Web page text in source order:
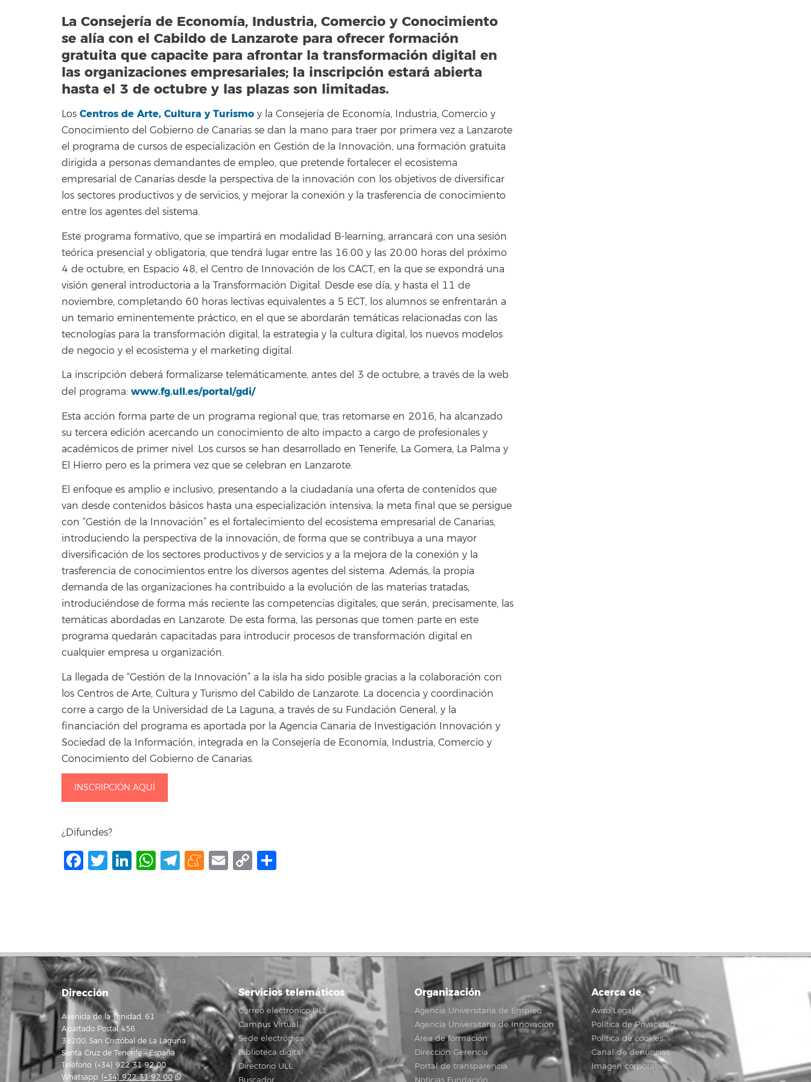
La Consejería de Economía, Industria, Comercio y Conocimiento
se alía con el Cabildo de Lanzarote para ofrecer formación
gratuita que capacite para afrontar la transformación digital en
las organizaciones empresariales; la inscripción estará abierta
hasta el 3 de octubre y las plazas son limitadas.
Los Centros de Arte, Cultura y Turismo y la Consejería de Economía, Industria, Comercio y
Conocimiento del Gobierno de Canarias se dan la mano para traer por primera vez a Lanzarote
el programa de cursos de especialización en Gestión de la Innovación, una formación gratuita
dirigida a personas demandantes de empleo, que pretende fortalecer el ecosistema
empresarial de Canarias desde la perspectiva de la innovación con los objetivos de diversificar
los sectores productivos y de servicios, y mejorar la conexión y la trasferencia de conocimiento
entre los agentes del sistema.
Este programa formativo, que se impartirá en modalidad B-learning, arrancará con una sesión
teórica presencial y obligatoria, que tendrá lugar entre las 16.00 y las 20.00 horas del próximo
4 de octubre, en Espacio 48, el Centro de Innovación de los CACT, en la que se expondrá una
visión general introductoria a la Transformación Digital. Desde ese día, y hasta el 11 de
noviembre, completando 60 horas lectivas equivalentes a 5 ECT, los alumnos se enfrentarán a
un temario eminentemente práctico, en el que se abordarán temáticas relacionadas con las
tecnologías para la transformación digital, la estrategia y la cultura digital, los nuevos modelos
de negocio y el ecosistema y el marketing digital.
La inscripción deberá formalizarse telemáticamente, antes del 3 de octubre, a través de la web
del programa: www.fg.ull.es/portal/gdi/
Esta acción forma parte de un programa regional que, tras retomarse en 2016, ha alcanzado
su tercera edición acercando un conocimiento de alto impacto a cargo de profesionales y
académicos de primer nivel. Los cursos se han desarrollado en Tenerife, La Gomera, La Palma y
El Hierro pero es la primera vez que se celebran en Lanzarote.
El enfoque es amplio e inclusivo, presentando a la ciudadanía una oferta de contenidos que
van desde contenidos básicos hasta una especialización intensiva; la meta final que se persigue
con “Gestión de la Innovación” es el fortalecimiento del ecosistema empresarial de Canarias,
introduciendo la perspectiva de la innovación, de forma que se contribuya a una mayor
diversificación de los sectores productivos y de servicios y a la mejora de la conexión y la
trasferencia de conocimientos entre los diversos agentes del sistema. Además, la propia
demanda de las organizaciones ha contribuido a la evolución de las materias tratadas,
introduciéndose de forma más reciente las competencias digitales, que serán, precisamente, las
temáticas abordadas en Lanzarote. De esta forma, las personas que tomen parte en este
programa quedarán capacitadas para introducir procesos de transformación digital en
cualquier empresa u organización.
La llegada de “Gestión de la Innovación” a la isla ha sido posible gracias a la colaboración con
los Centros de Arte, Cultura y Turismo del Cabildo de Lanzarote. La docencia y coordinación
corre a cargo de la Universidad de La Laguna, a través de su Fundación General, y la
financiación del programa es aportada por la Agencia Canaria de Investigación Innovación y
Sociedad de la Información, integrada en la Consejería de Economía, Industria, Comercio y
Conocimiento del Gobierno de Canarias.
INSCRIPCIÓN AQUÍ
¿Difundes?
Facebook
Twitter
LinkedIn
WhatsApp
Telegram
Meneame
Email
Copy
Dirección
Avenida de la Trinidad, 61
Apartado Postal 456
38200, San Cristóbal de La Laguna
Santa Cruz de Tenerife - España
Teléfono: (+34) 922 31 92 00
Whatsapp: (+34) 922 31 92 00
Servicios telemáticos
Correo electrónico ULL
Campus Virtual
Sede electrónica
Biblioteca digital
Directorio ULL
Buscador
Organización
Agencia Universitaria de Empleo
Agencia Universitaria de Innovación
Área de formación
Dirección Gerencia
Portal de transparencia
Noticias Fundación
Acerca de
Aviso Legal
Política de Privacidad
Política de cookies
Canal de denuncias
Imagen corporativa